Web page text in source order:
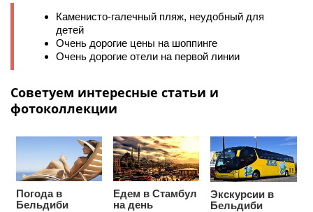
Каменисто-галечный пляж, неудобный для
детей
Очень дорогие цены на шоппинге
Очень дорогие отели на первой линии
Советуем интересные статьи и
фотоколлекции
Погода в
Бельдиби
Едем в Стамбул
на день
Экскурсии в
Бельдиби